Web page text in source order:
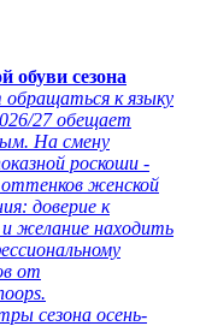
обуви сезона
к языку
27 обещает
На смену
роскоши -
женской
доверие к
желание находить
от
сезона осень-